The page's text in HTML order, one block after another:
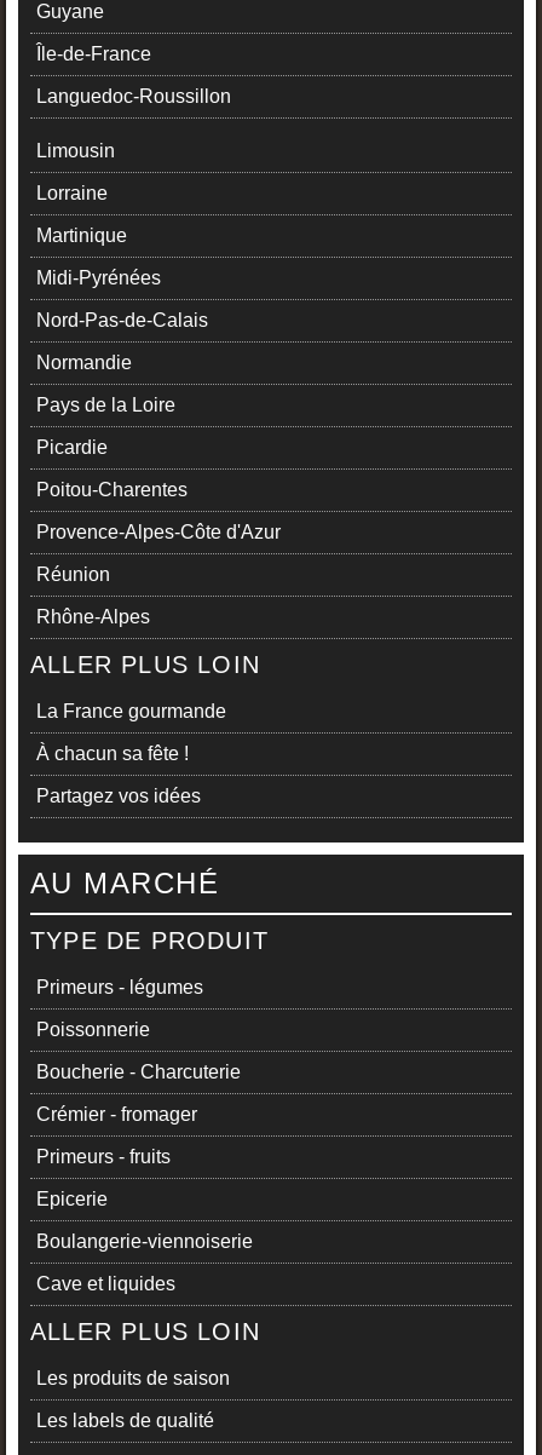
Guyane
Île-de-France
Languedoc-Roussillon
Limousin
Lorraine
Martinique
Midi-Pyrénées
Nord-Pas-de-Calais
Normandie
Pays de la Loire
Picardie
Poitou-Charentes
Provence-Alpes-Côte d'Azur
Réunion
Rhône-Alpes
ALLER PLUS LOIN
La France gourmande
À chacun sa fête !
Partagez vos idées
AU MARCHÉ
TYPE DE PRODUIT
Primeurs - légumes
Poissonnerie
Boucherie - Charcuterie
Crémier - fromager
Primeurs - fruits
Epicerie
Boulangerie-viennoiserie
Cave et liquides
ALLER PLUS LOIN
Les produits de saison
Les labels de qualité